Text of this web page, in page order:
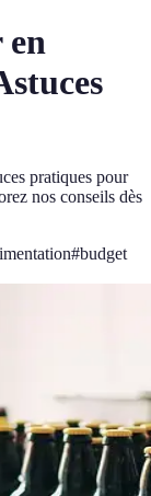
en
pratiques pour
nos conseils dès
#budget